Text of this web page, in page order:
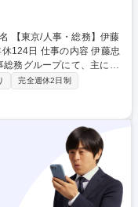
容 伊藤忠
務グループにて、主に以
運用 ■人事制度の運用・
■業務の効率化・DX推進
務にも携わっていただき
き、福利厚生、勤怠管理
等） 募集職種
迎/在宅勤務制度あり/年休
完全週休2日制